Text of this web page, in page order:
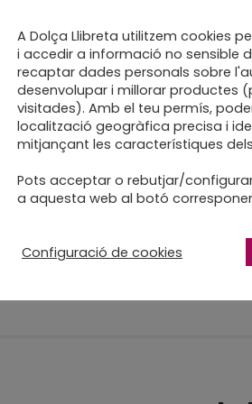
de Sant
nova,
A Dolça Llibreta utilitzem cookies
i accedir a informació no sensible
recaptar dades personals sobre
desenvolupar i millorar productes
visitades). Amb el teu permís,
localització geogràfica precisa i
mitjançant les característiques
Pots acceptar o rebutjar/
a aquesta web al botó
Configuració de cookies